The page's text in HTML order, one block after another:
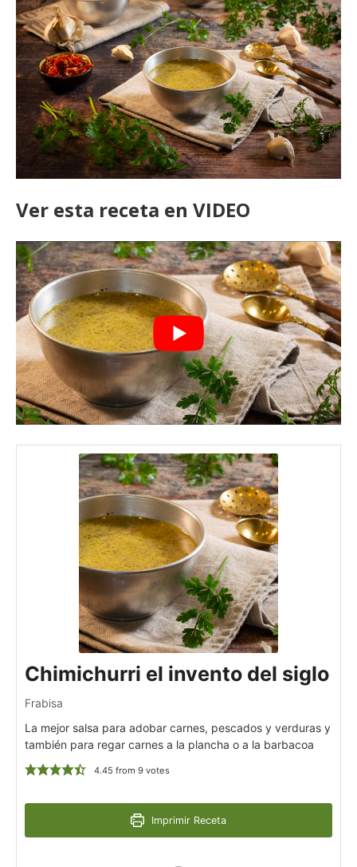
Ver esta receta en VIDEO
Chimichurri el invento del siglo
Frabisa
La mejor salsa para adobar carnes, pescados y verduras y
también para regar carnes a la plancha o a la barbacoa
4.45 from 9votes
Imprimir Receta